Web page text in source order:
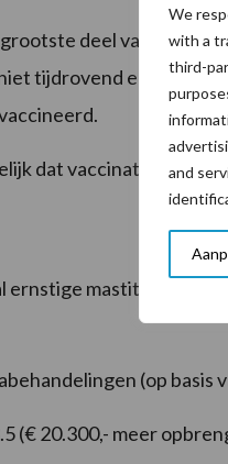
We
with a
third-
and
deel van de stal
tijdrovend ervaren.
dat vaccinatie met
ernstige
(op basis
(€ 20.300,- meer